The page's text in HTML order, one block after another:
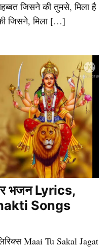
जिसने की तुमसे, मिला है
जिसने, मिला […]
भजन Lyrics,
Songs
Maai Tu Sakal Jagat